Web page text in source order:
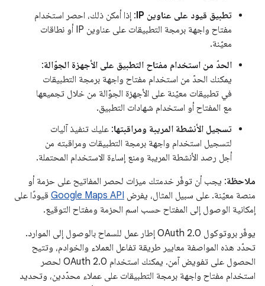
تطبيق قيود على عناوين IP
: إذا أمكن ذلك، احصر استخدام
مفتاح واجهة برمجة التطبيقات على عناوين IP أو نطاقات
معيّنة.
الحدّ من استخدام مفتاح التطبيق على الأجهزة الجوّالة:
يمكنك الحدّ من استخدام مفتاح واجهة برمجة التطبيقات
في تطبيقات معيّنة على الأجهزة الجوّالة من خلال تجميعها
مع المفتاح أو استخدام شهادات التطبيق.
تسجيل الأنشطة المريبة ومراقبتها: عليك تنفيذ آليات
لتسجيل استخدام واجهة برمجة التطبيقات ومراقبته من
أجل رصد الأنشطة المريبة ومنع إساءة الاستخدام المحتملة.
ملاحظة: يجب أن توفّر خدمتك ميزات لحصر المفاتيح على حزمة أو
منصة معيّنة. على سبيل المثال، يفرض Google Maps API قيودًا على
إمكانية الوصول إلى المفتاح حسب اسم الحزمة ومفتاح التوقيع.
يوفّر بروتوكول OAuth 2.0 إطار عمل للسماح بالوصول إلى الموارد.
تحدّد هذه المواصفة معايير طريقة تفاعل العملاء والخوادم، وتتيح
الحصول على تفويض آمن. يمكنك استخدام OAuth 2.0 لحصر
استخدام مفتاح واجهة برمجة التطبيقات على عملاء محدّدين، وتحديد